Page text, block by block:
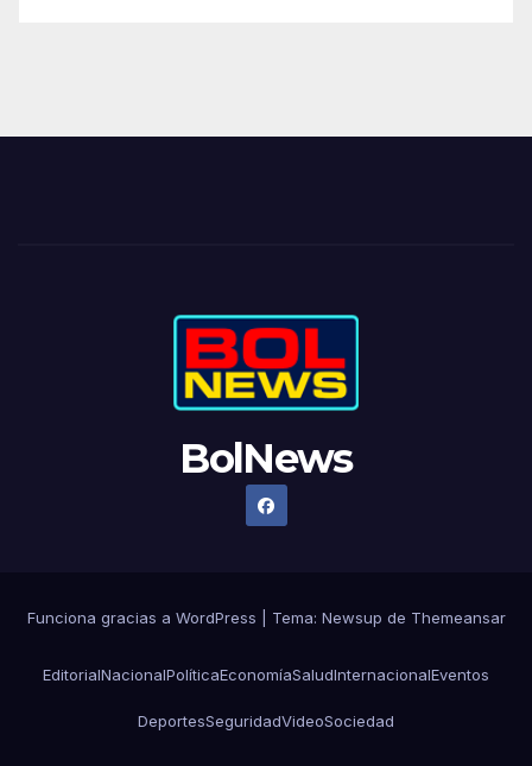
BolNews
Funciona gracias a WordPress Tema: Newsup de Themeansar
EditorialNacionalPolíticaEconomíaSaludInternacionalEventos
DeportesSeguridadVideoSociedad